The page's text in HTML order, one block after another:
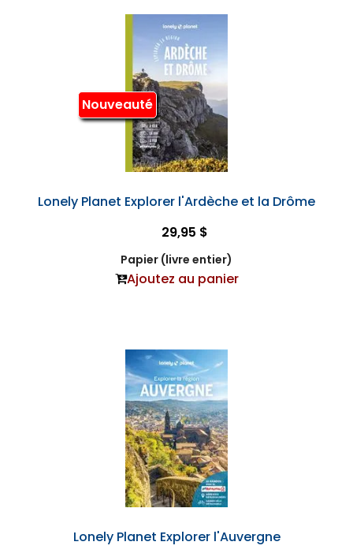
Nouveauté
Lonely Planet Explorer l'Ardèche et la Drôme
29,95 $
Papier (livre entier)
Ajoutez au panier
Lonely Planet Explorer l'Auvergne